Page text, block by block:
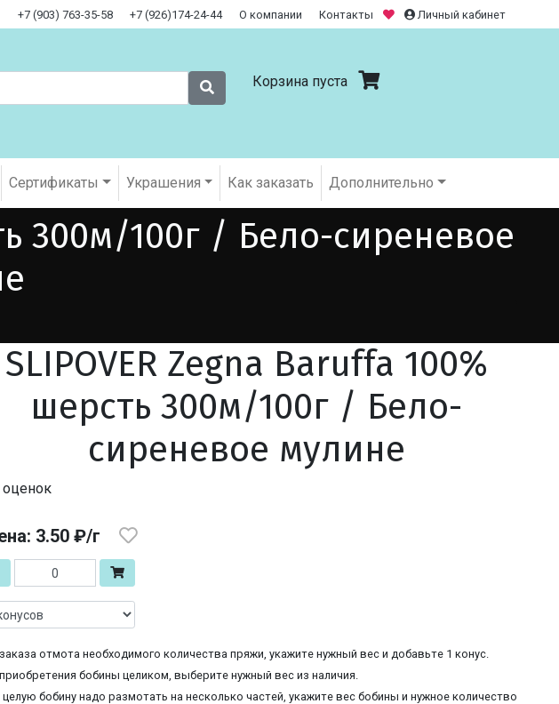
+7 (903) 763-35-58 +7 (926)174-24-44 О компании Контакты Личный кабинет
Корзина пуста
Cертификаты Украшения Как заказать Дополнительно
300м/100г / Бело-сиреневое
SLIPOVER Zegna Baruffa 100%
шерсть 300м/100г / Бело-
сиреневое мулине
оценок
3.50 ₽/г
отмота необходимого количества пряжи, укажите нужный вес и добавьте 1 конус.
бобины целиком, выберите нужный вес из наличия.
целую бобину надо размотать на несколько частей, укажите вес бобины и нужное количество